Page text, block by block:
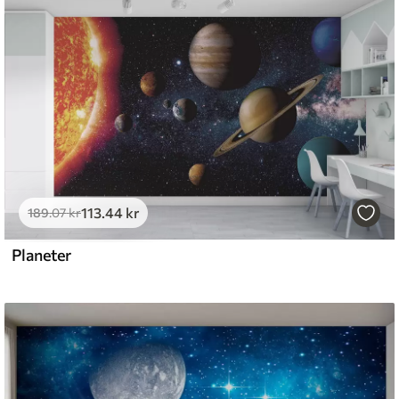
.00kr/m²
and Stick
.67400.00kr/m²
189.07kr113 .44 kr
Planeter